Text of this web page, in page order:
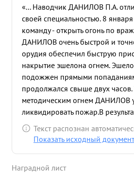
«... Наводчик ДАНИЛОВ П.А.
своей специальностью. 8
команду - открыть огонь по
ДАНИЛОВ очень быстрой и
орудия обеспечил быструю
накрытие эшелона огнем.
подожжен прямыми
продолжался свыше двух
методическим огнем ДАНИЛОВ
ликвидировать пожар.В
противнику нанесен большой
ущерб и потери в живой силе. ...»
Текст распознан
Показать исходный документ
Наградной лист